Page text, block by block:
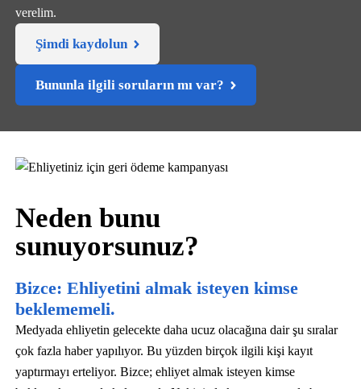
verelim.
Şimdi kaydolun
Bununla ilgili soruların mı var?
Neden bunu
sunuyorsunuz?
Bizce: Ehliyetini almak isteyen kimse
beklememeli.
Medyada ehliyetin gelecekte daha ucuz olacağına dair şu sıralar
çok fazla haber yapılıyor. Bu yüzden birçok ilgili kişi kayıt
yaptırmayı erteliyor. Bizce; ehliyet almak isteyen kimse